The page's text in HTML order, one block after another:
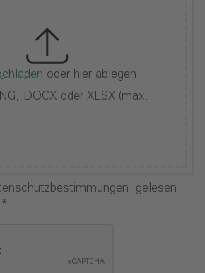
oder hier ablegen
DOCX oder XLSX (max.
gelesen
*